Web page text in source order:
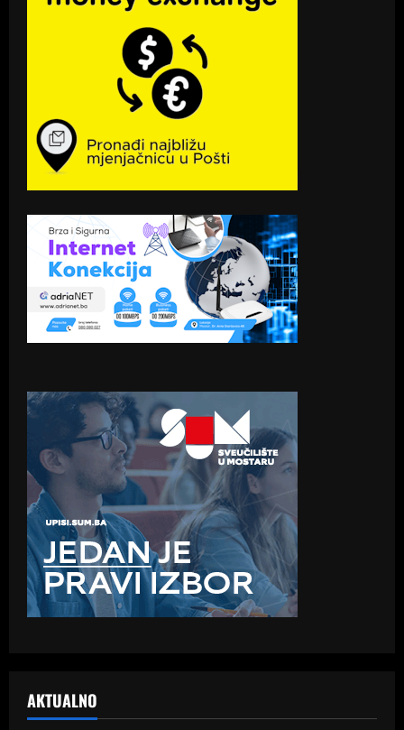
AKTUALNO